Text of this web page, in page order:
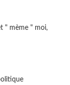
" mème " moi,